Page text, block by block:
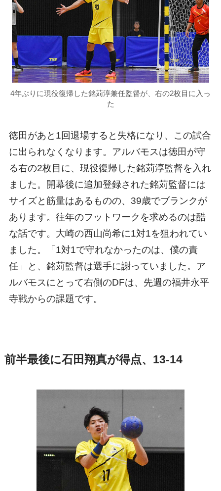
4年ぶりに現役復帰した銘苅淳兼任監督が、右の2枚目に入っ
た
徳田があと1回退場すると失格になり、この試合
に出られなくなります。アルバモスは徳田が守
る右の2枚目に、現役復帰した銘苅淳監督を入れ
ました。開幕後に追加登録された銘苅監督には
サイズと筋量はあるものの、39歳でブランクが
あります。往年のフットワークを求めるのは酷
な話です。大崎の西山尚希に1対1を狙われてい
ました。「1対1で守れなかったのは、僕の責
任」と、銘苅監督は選手に謝っていました。ア
ルバモスにとって右側のDFは、先週の福井永平
寺戦からの課題です。
前半最後に石田翔真が得点、13-14